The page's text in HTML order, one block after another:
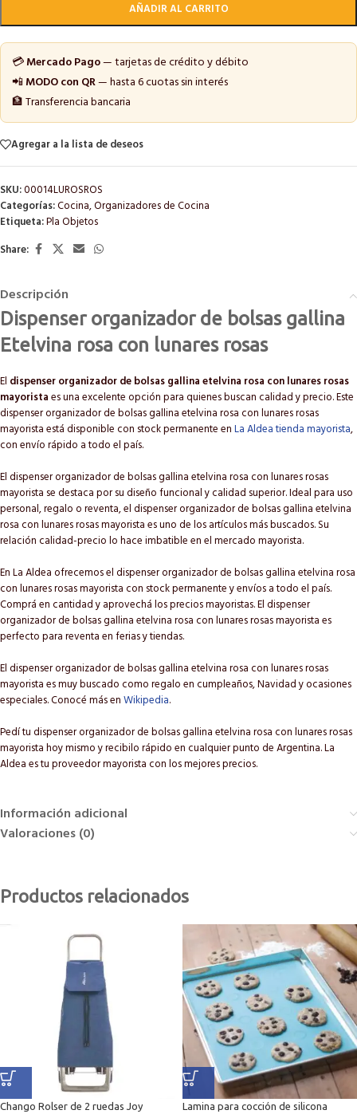
AÑADIR AL CARRITO
💳Mercado Pago— tarjetas de crédito y débito
📲MODO con QR— hasta 6 cuotas sin interés
🏦 Transferencia bancaria
Agregar a la lista de deseos
SKU:00014LUROSROS
Categorías:Cocina,Organizadores de Cocina
Etiqueta:Pla Objetos
Share:
Descripción
Dispenser organizador de bolsas gallina
Etelvina rosa con lunares rosas
El dispenser organizador de bolsas gallina etelvina rosa con lunares rosas
mayoristaes una excelente opción para quienes buscan calidad y precio. Este
dispenser organizador de bolsas gallina etelvina rosa con lunares rosas
mayorista está disponible con stock permanente enLa Aldea tienda mayorista,
con envío rápido a todo el país.
El dispenser organizador de bolsas gallina etelvina rosa con lunares rosas
mayorista se destaca por su diseño funcional y calidad superior. Ideal para uso
personal, regalo o reventa, el dispenser organizador de bolsas gallina etelvina
rosa con lunares rosas mayorista es uno de los artículos más buscados. Su
relación calidad-precio lo hace imbatible en el mercado mayorista.
En La Aldea ofrecemos el dispenser organizador de bolsas gallina etelvina rosa
con lunares rosas mayorista con stock permanente y envíos a todo el país.
Comprá en cantidad y aprovechá los precios mayoristas. El dispenser
organizador de bolsas gallina etelvina rosa con lunares rosas mayorista es
perfecto para reventa en ferias y tiendas.
El dispenser organizador de bolsas gallina etelvina rosa con lunares rosas
mayorista es muy buscado como regalo en cumpleaños, Navidad y ocasiones
especiales. Conocé más enWikipedia.
Pedí tu dispenser organizador de bolsas gallina etelvina rosa con lunares rosas
mayorista hoy mismo y recibilo rápido en cualquier punto de Argentina. La
Aldea es tu proveedor mayorista con los mejores precios.
Información adicional
Valoraciones (0)
Productos relacionados
Chango Rolser de 2 ruedas Joy
Lamina para cocción de silicona